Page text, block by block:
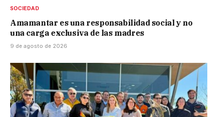
SOCIEDAD
Amamantar es una responsabilidad social y no
una carga exclusiva de las madres
9 de agosto de 2026